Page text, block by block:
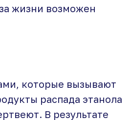
жизни возможен
которые вызывают
распада этанола
В результате